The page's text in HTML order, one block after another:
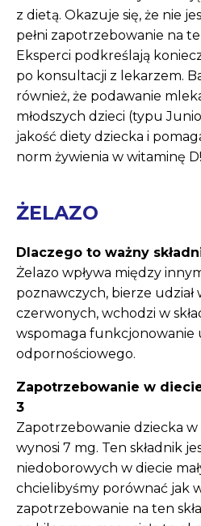
z dietą. Okazuje się, że nie
pełni zapotrzebowanie na
Eksperci podkreślają
po konsultacji z lekarzem.
również, że podawanie
młodszych dzieci (typu
jakość diety dziecka i
norm żywienia w witaminę D!
ŻELAZO
Dlaczego to ważny
Żelazo wpływa między
poznawczych, bierze
czerwonych, wchodzi w
wspomaga funkcjonowanie
odpornościowego.
Zapotrzebowanie w
3
Zapotrzebowanie dziecka w
wynosi 7 mg. Ten składnik
niedoborowych w diecie
chcielibyśmy porównać jak
zapotrzebowanie na ten